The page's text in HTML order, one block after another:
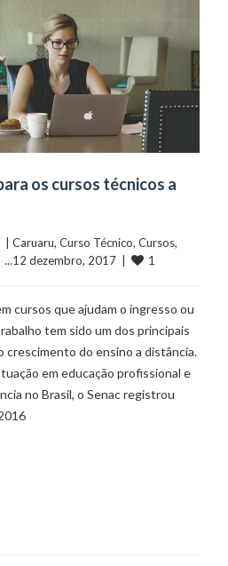
os cursos técnicos a
|
Caruaru, Curso Técnico, Cursos
...12 dezembro, 2017  |
1
cursos que ajudam o ingresso ou
tem sido um dos principais
crescimento do ensino a distância.
em educação profissional e
no Brasil, o Senac registrou